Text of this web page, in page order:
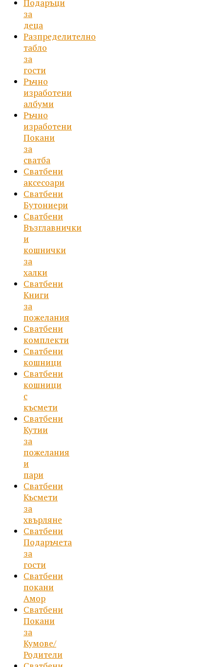
Подаръци
за
деца
Разпределително
табло
за
гости
Ръчно
изработени
албуми
Ръчно
изработени
Покани
за
сватба
Сватбени
аксесоари
Сватбени
Бутониери
Сватбени
Възглавнички
и
кошнички
за
халки
Сватбени
Книги
за
пожелания
Сватбени
комплекти
Сватбени
кошници
Сватбени
кошници
с
късмети
Сватбени
Кутии
за
пожелания
и
пари
Сватбени
Късмети
за
хвърляне
Сватбени
Подаръчета
за
гости
Сватбени
покани
Амор
Сватбени
Покани
за
Кумове/
Родители